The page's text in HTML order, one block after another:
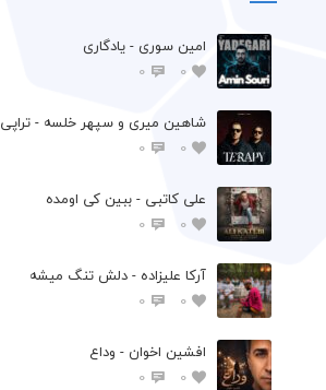
امین سوری - یادگاری
0
0
شاهین میری و سپهر خلسه - تراپی
0
0
علی کاتبی - ببین کی اومده
0
0
آرکا علیزاده - دلش تنگ میشه
0
0
افشين اخوان - وداع
0
0